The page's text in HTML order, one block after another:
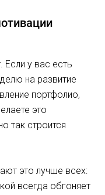
Если у вас есть
на развитие
портфолио,
это
так строится
это лучше всех:
всегда обгоняет